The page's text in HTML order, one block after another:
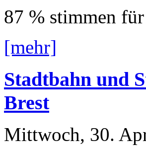
87 % stimmen
[mehr]
Stadtbahn und
Brest
Mittwoch, 30.